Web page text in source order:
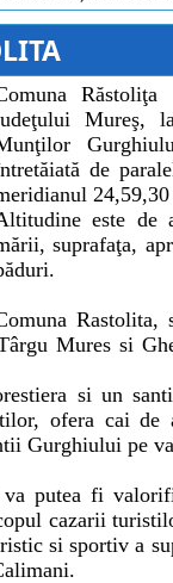
Mureş,
de
este de
suprafaţa,
Mures si
si un
ofera cai
Gurghiului pe
putea fi
cazarii
si sportiv a